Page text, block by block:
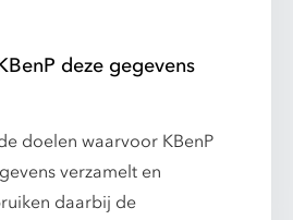
deze gegevens
doelen waarvoor KBenP
verzamelt en
daarbij de